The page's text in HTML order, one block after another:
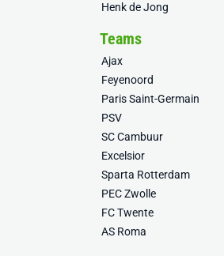
Henk de Jong
Teams
Ajax
Feyenoord
Paris Saint-Germain
PSV
SC Cambuur
Excelsior
Sparta Rotterdam
PEC Zwolle
FC Twente
AS Roma